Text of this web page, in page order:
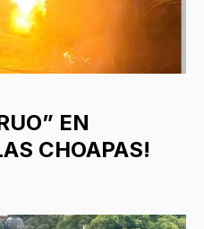
EN
CHOAPAS!